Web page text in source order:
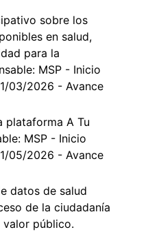
sobre los
en salud,
para la
MSP - Inicio
03/2026 - Avance
plataforma A Tu
MSP - Inicio
05/2026 - Avance
datos de salud
de la ciudadanía
público.